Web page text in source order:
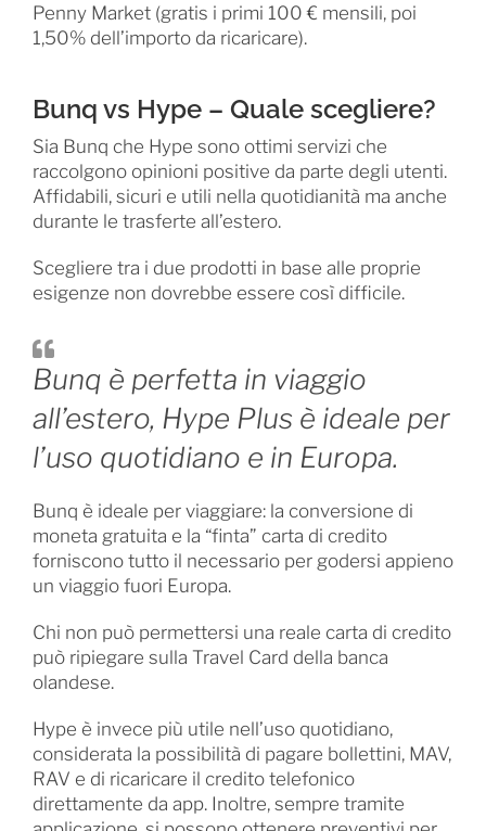
Penny Market (gratis i primi 100 € mensili, poi
1,50% dell’importo da ricaricare).
Bunq vs Hype – Quale scegliere?
Sia Bunq che Hype sono ottimi servizi che
raccolgono opinioni positive da parte degli utenti.
Affidabili, sicuri e utili nella quotidianità ma anche
durante le trasferte all’estero.
Scegliere tra i due prodotti in base alle proprie
esigenze non dovrebbe essere così difficile.
Bunq è perfetta in viaggio
all’estero, Hype Plus è ideale per
l’uso quotidiano e in Europa.
Bunq è ideale per viaggiare: la conversione di
moneta gratuita e la “finta” carta di credito
forniscono tutto il necessario per godersi appieno
un viaggio fuori Europa.
Chi non può permettersi una reale carta di credito
può ripiegare sulla Travel Card della banca
olandese.
Hype è invece più utile nell’uso quotidiano,
considerata la possibilità di pagare bollettini, MAV,
RAV e di ricaricare il credito telefonico
direttamente da app. Inoltre, sempre tramite